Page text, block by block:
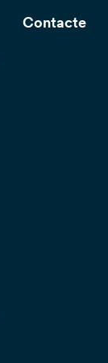
Contacte